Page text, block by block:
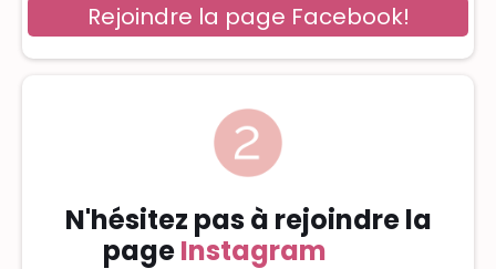
Rejoindre la page Facebook!
N'hésitez pas à rejoindre la
pageInstagram